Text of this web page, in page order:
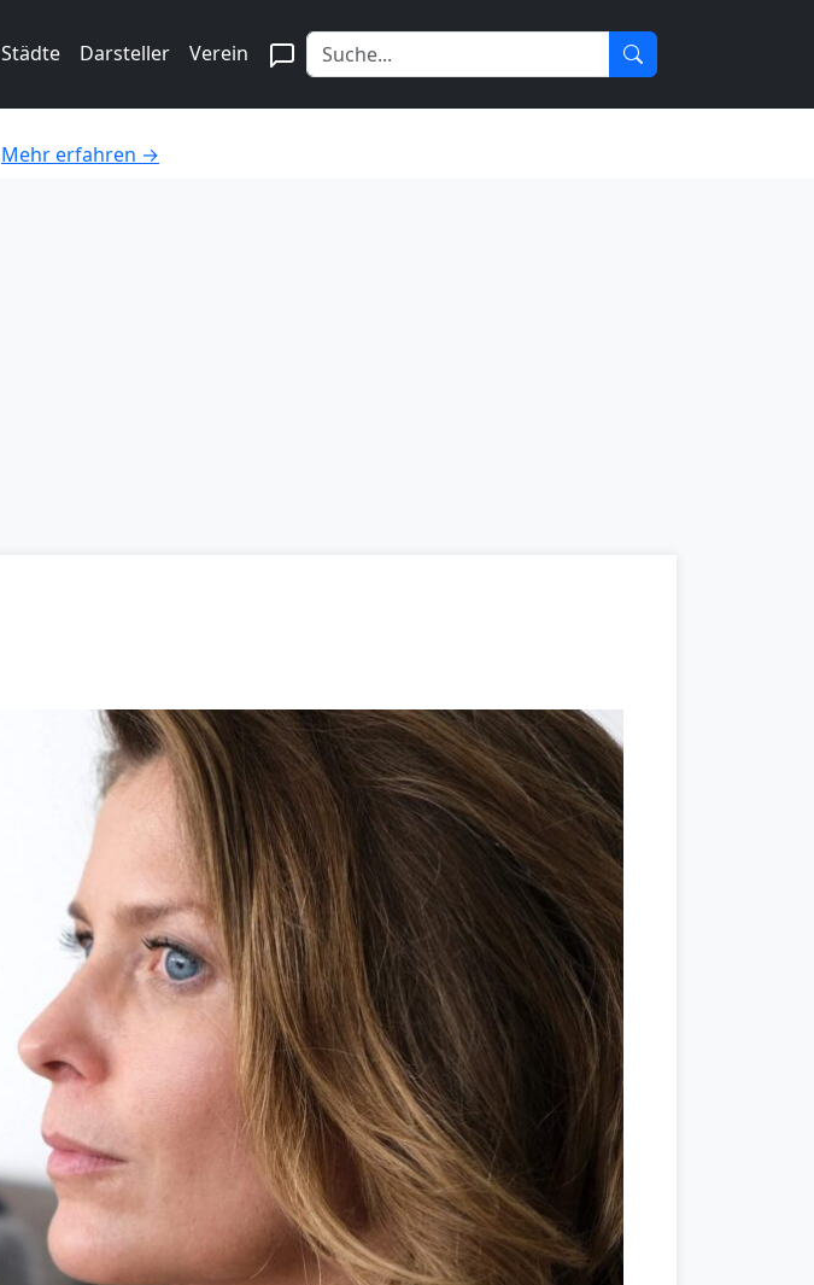
Städte Darsteller Verein
Mehr erfahren →